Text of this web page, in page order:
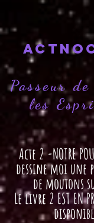
Passeur
les
Acte 2 -NOTRE
dessine moi une
de moutons
Le livre 2 EST EN